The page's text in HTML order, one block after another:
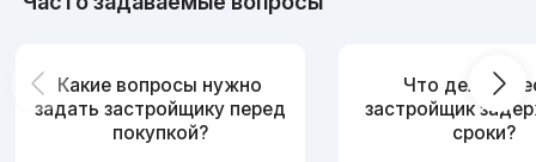
Residence
Квартиры в комплексе имеют различную площадь и
договорную цену.
Какие вопросы нужно
задать застройщику перед
покупкой?
Что делать,
застройщик
сроки?